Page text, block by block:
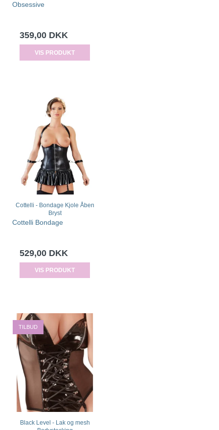
Obsessive
359,00 DKK
VIS PRODUKT
Cottelli - Bondage Kjole Åben
Bryst
Cottelli Bondage
529,00 DKK
VIS PRODUKT
TILBUD
Black Level - Lak og mesh